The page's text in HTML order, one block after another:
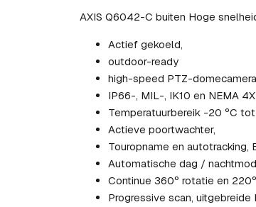
AXIS Q6042-C buiten Hoge
Actief gekoeld,
outdoor-ready
high-speed PTZ-
IP66-, MIL-, IK10 en NEMA
Temperatuurbereik -20 ºC tot
Actieve poortwachter,
Touropname en autotracking,
Automatische dag /
Continue 360º rotatie en
Progressive scan,